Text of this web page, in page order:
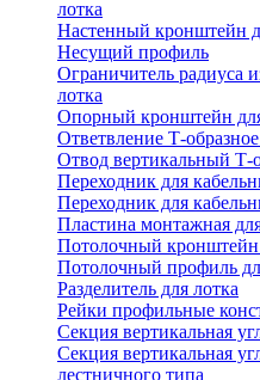
лотка
Настенный кронштейн
Несущий профиль
Ограничитель радиуса
лотка
Опорный кронштейн
Ответвление Т-
Отвод вертикальный Т-
Переходник для
Переходник для
Пластина монтажная
Потолочный кронштейн
Потолочный профиль
Разделитель для лотка
Рейки профильные
Секция вертикальная
Секция вертикальная
лестничного типа